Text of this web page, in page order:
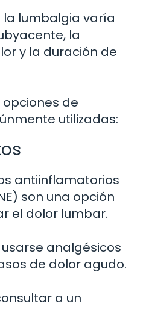
lumbalgia varía
la
y la duración de
de
utilizadas:
antiinflamatorios
son una opción
el dolor lumbar.
analgésicos
de dolor agudo.
a un